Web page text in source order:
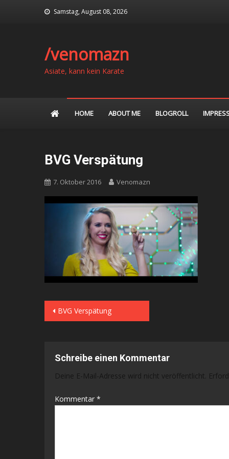
Samstag, August 08, 2026
/venomazn
Asiate, kann kein Karate
HOME ABOUT ME BLOGROLL
BVG Verspätung
7. Oktober 2016 Venomazn
Beitragsnavigation
BVG Verspätung
Schreibe einen Kommentar
Deine E-Mail-Adresse wird nicht veröffentlicht.
Kommentar *